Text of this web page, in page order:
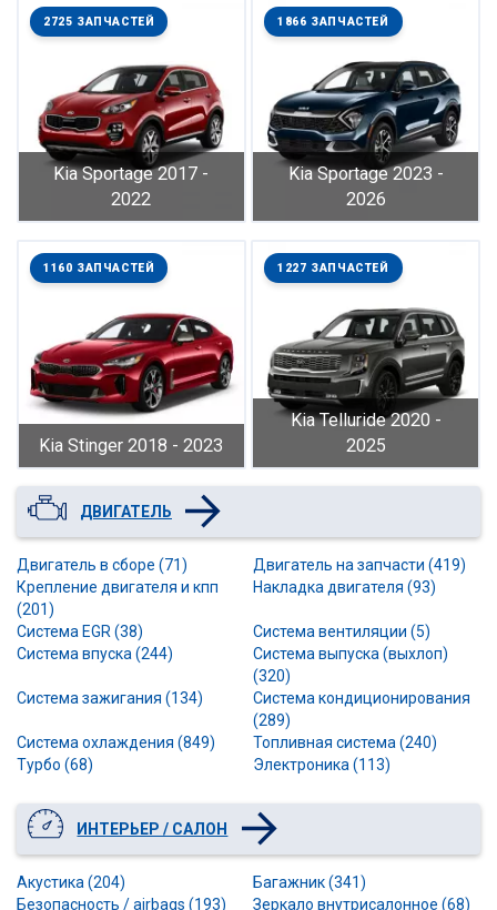
Kia Sportage 2017 -
2022
2725 ЗАПЧАСТЕЙ
Kia Sportage 2023 -
2026
1866 ЗАПЧАСТЕЙ
Kia Stinger 2018 - 2023
1160 ЗАПЧАСТЕЙ
Kia Telluride 2020 -
2025
1227 ЗАПЧАСТЕЙ
ДВИГАТЕЛЬ
Двигатель в сборе (71)
Двигатель на запчасти (419)
Крепление двигателя и кпп
(201)
Накладка двигателя (93)
Система EGR (38)
Система вентиляции (5)
Система впуска (244)
Система выпуска (выхлоп)
(320)
Система зажигания (134)
Система кондиционирования
(289)
Система охлаждения (849)
Топливная система (240)
Турбо (68)
Электроника (113)
ИНТЕРЬЕР / САЛОН
Акустика (204)
Багажник (341)
Безопасность / airbags (193)
Зеркало внутрисалонное (68)